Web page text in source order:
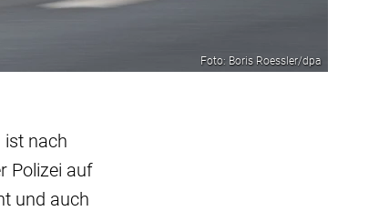
Foto: Boris Roessler/dpa
ist nach
Polizei auf
und auch